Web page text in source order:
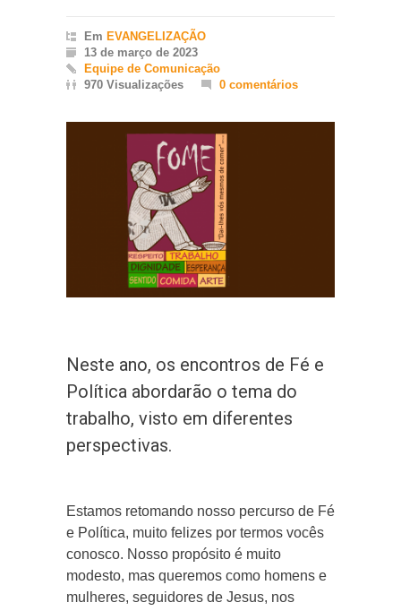
Em EVANGELIZAÇÃO
13 de março de 2023
Equipe de Comunicação
970 Visualizações
0 comentários
Neste ano, os encontros de Fé e
Política abordarão o tema do
trabalho, visto em diferentes
perspectivas.
Estamos retomando nosso percurso de Fé
e Política, muito felizes por termos vocês
conosco. Nosso propósito é muito
modesto, mas queremos como homens e
mulheres, seguidores de Jesus, nos